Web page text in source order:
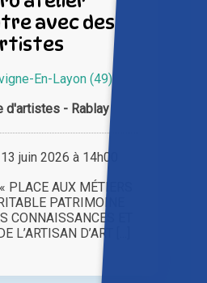
avec des
En-Layon (49)
d'artistes - Rablay
juin 2026 à 14h00
PLACE AUX MÉTIERS
PATRIMOINE
CONNAISSANCES ET
L’ARTISAN D’ART [...]